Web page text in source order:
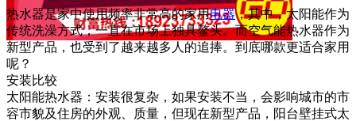
热水器是家中使用频率非常高的家用电器，其中，太阳能作为
传统洗澡方式，一直在市场上独具鳌头。而空气能热水器作为
新型产品，也受到了越来越多人的追捧。到底哪款更适合家用
呢？
安装比较
太阳能热水器：安装很复杂，如果安装不当，会影响城市的市
容市貌及住房的外观、质量，但现在新型产品，阳台壁挂式太